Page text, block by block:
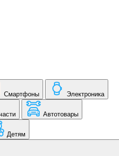
Смартфоны Электроника
Автотовары
Детям